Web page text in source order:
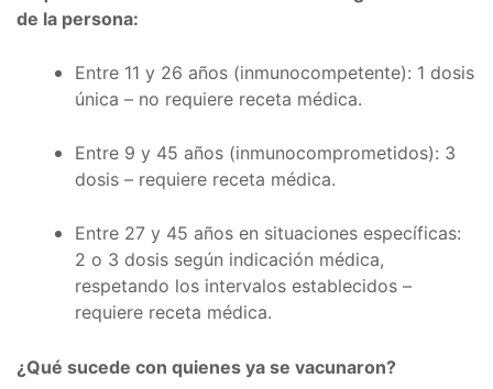
de la persona:
Entre 11 y 26 años (inmunocompetente): 1 dosis
única – no requiere receta médica.
Entre 9 y 45 años (inmunocomprometidos): 3
dosis – requiere receta médica.
Entre 27 y 45 años en situaciones específicas:
2 o 3 dosis según indicación médica,
respetando los intervalos establecidos –
requiere receta médica.
¿Qué sucede con quienes ya se vacunaron?